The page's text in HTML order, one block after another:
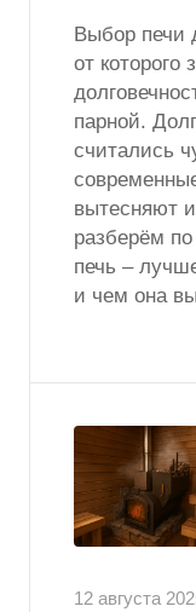
Выбор печи
от которого
парной.
считались
вытесняют
разберём
печь –
и чем она
12 августа